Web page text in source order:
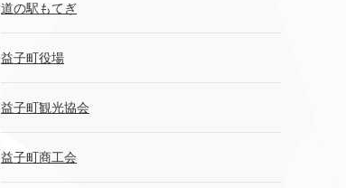
道の駅もてぎ
益子町役場
益子町観光協会
益子町商工会